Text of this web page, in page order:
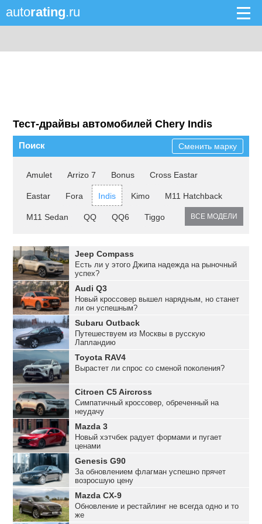
autorating.ru
Тест-драйвы автомобилей Chery Indis
Поиск Сменить марку
Amulet Arrizo 7 Bonus Cross Eastar
Eastar Fora Indis Kimo M11 Hatchback
M11 Sedan QQ QQ6 Tiggo ВСЕ МОДЕЛИ
Jeep Compass
Есть ли у этого Джипа надежда на рыночный
успех?
Audi Q3
Новый кроссовер вышел нарядным, но станет
ли он успешным?
Subaru Outback
Путешествуем из Москвы в русскую
Лапландию
Toyota RAV4
Вырастет ли спрос со сменой поколения?
Citroen C5 Aircross
Симпатичный кроссовер, обреченный на
неудачу
Mazda 3
Новый хэтчбек радует формами и пугает
ценами
Genesis G90
За обновлением флагман успешно прячет
возросшую цену
Mazda CX-9
Обновление и рестайлинг не всегда одно и то
же